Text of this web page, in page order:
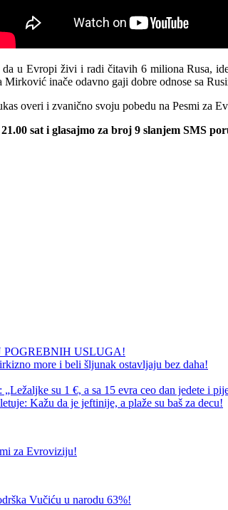
u Evropi živi i radi čitavih 6 miliona Rusa,
Mirković inače odavno gaji dobre odnose sa
overi i zvanično svoju pobedu na Pesmi za
sat i glasajmo za broj 9 slanjem SMS
USLUGA!
more i beli šljunak ostavljaju bez daha!
su 1 €, a sa 15 evra ceo dan jedete i
Kažu da je jeftinije, a plaže su baš za decu!
za Evroviziju!
Vučiću u narodu 63%!